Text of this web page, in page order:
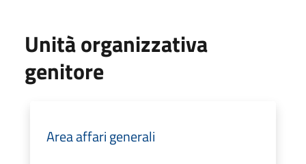
Unità organizzativa
genitore
Area affari generali